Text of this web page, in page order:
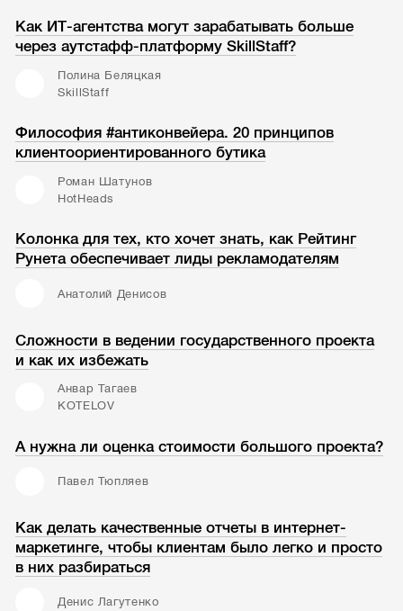
Как ИТ-агентства могут зарабатывать больше
через аутстафф-платформу SkillStaff?
Полина Беляцкая
SkillStaff
Философия #антиконвейера. 20 принципов
клиентоориентированного бутика
Роман Шатунов
HotHeads
Колонка для тех, кто хочет знать, как Рейтинг
Рунета обеспечивает лиды рекламодателям
Анатолий Денисов
Сложности в ведении государственного проекта
и как их избежать
Анвар Тагаев
KOTELOV
А нужна ли оценка стоимости большого проекта?
Павел Тюпляев
Как делать качественные отчеты в интернет-
маркетинге, чтобы клиентам было легко и просто
в них разбираться
Денис Лагутенко